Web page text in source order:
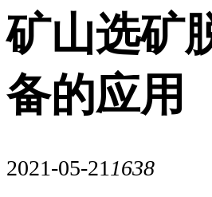
矿山选矿
备的应用
2021-05-21 1638